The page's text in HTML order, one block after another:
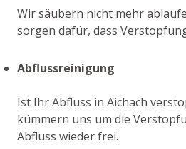
Wir säubern nicht mehr
sorgen dafür, dass
Abflussreinigung
Ist Ihr Abfluss in Aichach
kümmern uns um die
Abfluss wieder frei.